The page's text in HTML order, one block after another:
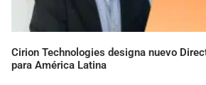
Cirion Technologies designa nuevo
para América Latina